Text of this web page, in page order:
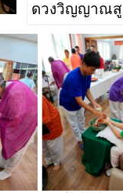
ดวงวิญญาณสู